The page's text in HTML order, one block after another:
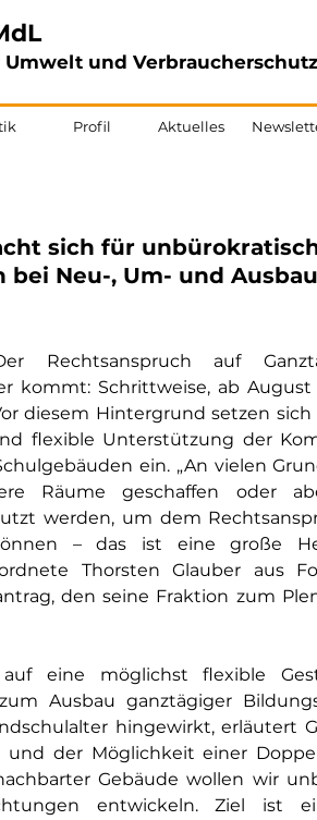
und Verbraucherschutz
Profil Aktuelles
sich für
bei Neu-, Um- und
Rechtsanspruch auf
kommt: Schrittweise, ab
diesem Hintergrund setzen
flexible Unterstützung der
ein. „An vielen
Räume geschaffen oder
werden, um dem
– das ist eine große
Thorsten Glauber aus
den seine Fraktion zum
auf eine möglichst flexible
Ausbau ganztägiger
hingewirkt, erläutert
und der Möglichkeit einer
Gebäude wollen wir
entwickeln. Ziel ist